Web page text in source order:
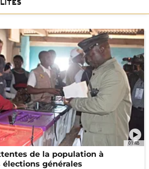
01:48
de la population à
générales